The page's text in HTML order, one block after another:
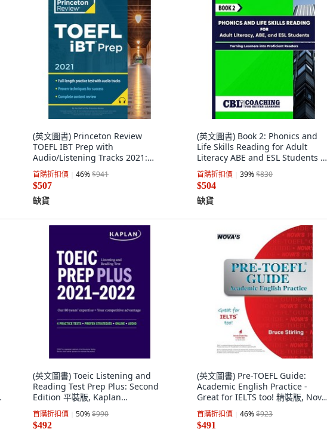
(英文圖書) Princeton Review
TOEFL IBT Prep with
Audio/Listening Tracks 2021:
Practice Test + Audio +
Strategie... 平裝版, 英文
首購折扣價 46%$941
$507
缺貨
(英文圖書) Book 2: Phonics and
Life Skills Reading for Adult
Literacy ABE and ESL Students 平
裝版, Independently Published,
英文
首購折扣價 39%$830
$504
缺貨
(英文圖書) Toeic Listening and
Reading Test Prep Plus: Second
Edition 平裝版, Kaplan
Publishing, 英文
首購折扣價 50%$990
$492
(英文圖書) Pre-TOEFL Guide:
Academic English Practice -
Great for IELTS too! 精裝版, Nova
Press, 英文
首購折扣價 46%$923
$491